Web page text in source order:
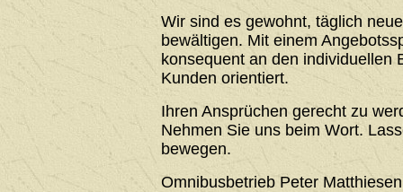
Wir sind es gewohnt, täglich
bewältigen. Mit einem
konsequent an den individuellen
Kunden orientiert.
Ihren Ansprüchen gerecht zu
Nehmen Sie uns beim Wort.
bewegen.
Omnibusbetrieb Peter Matthiesen